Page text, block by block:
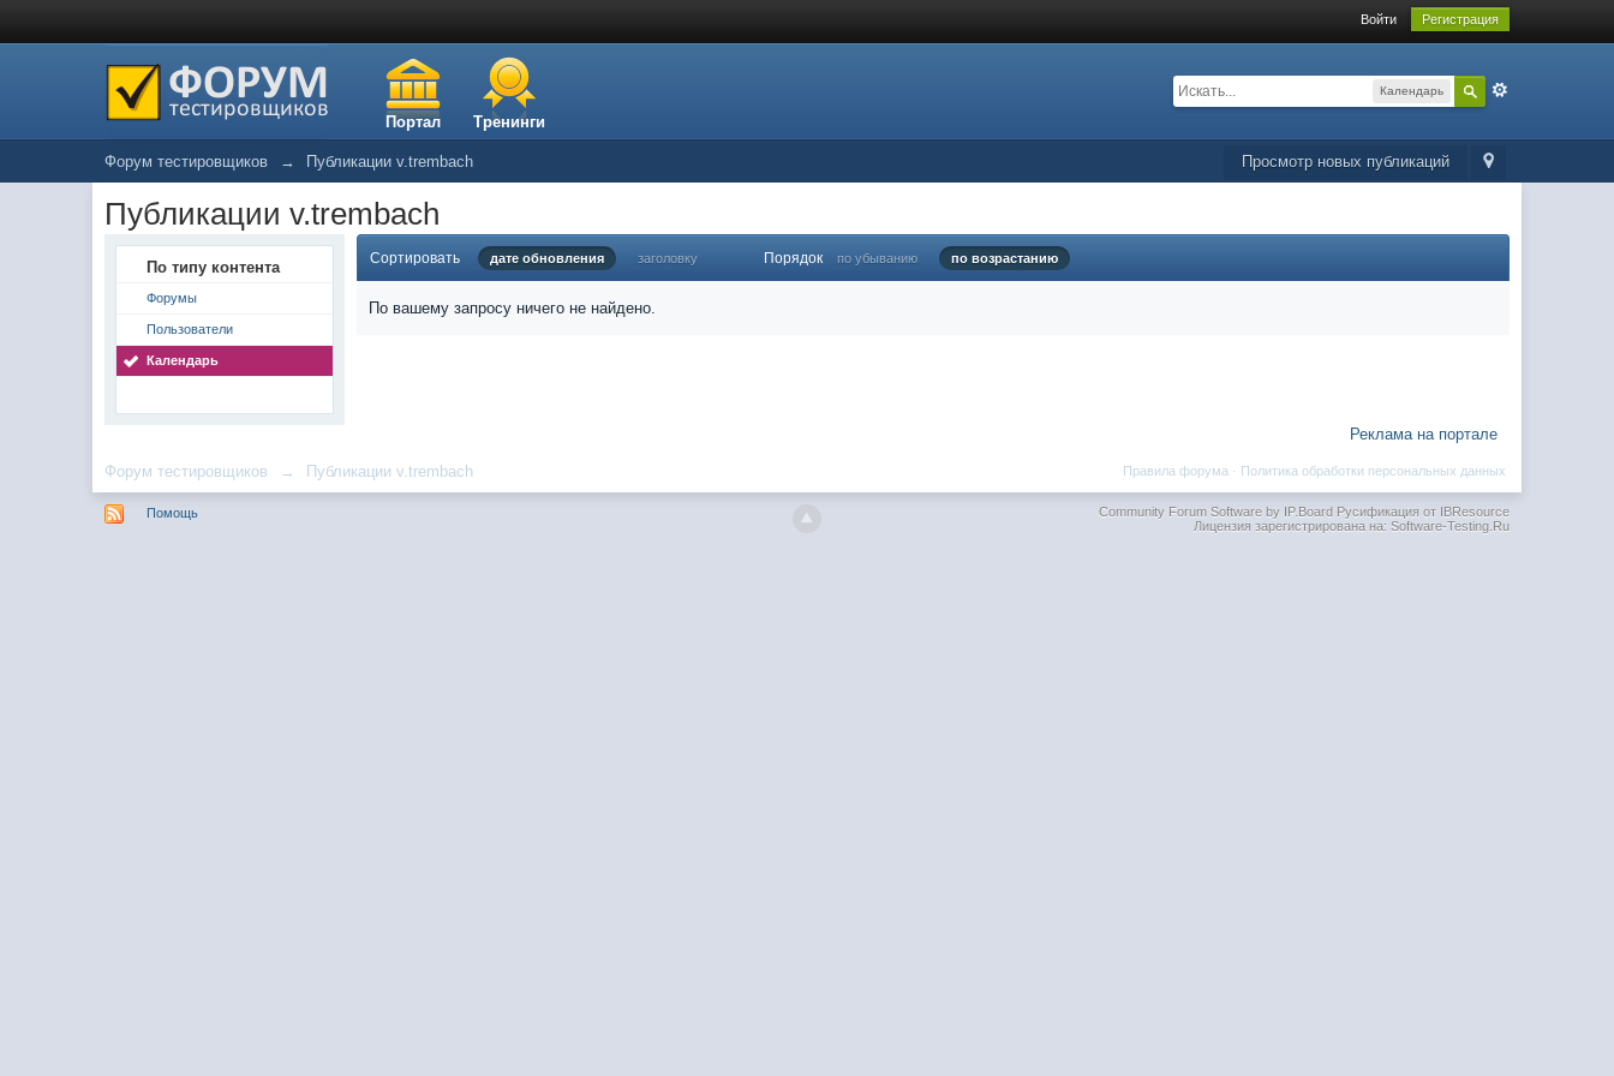
Войти Регистрация
Портал Тренинги
Календарь
Просмотр новых публикаций
Форум тестировщиков → Публикации v.trembach
Публикации v.trembach
По типу контента
Форумы
Пользователи
Календарь
Сортировать дате обновления заголовку Порядок по убыванию по возрастанию
По вашему запросу ничего не найдено.
Реклама на портале
Форум тестировщиков → Публикации v.trembach Политика обработки персональных данных
Правила форума ·
Помощь Community Forum Software by IP.BoardРусификация от IBResource
Лицензия зарегистрирована на: Software-Testing.Ru